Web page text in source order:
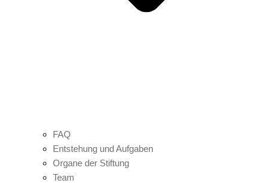
FAQ
Entstehung und Aufgaben
Organe der Stiftung
Team